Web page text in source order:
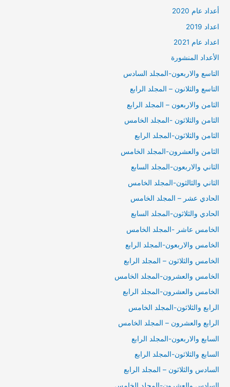
أعداد عام 2020
اعداد 2019
اعداد عام 2021
الأعداد المنشورة
التاسع والاربعون-المجلد السادس
التاسع والثلانون – المجلد الرابع
الثامن والاربعون – المجلد الرابع
الثامن والثلاثون -المجلد الخامس
الثامن والثلاثون-المجلد الرابع
الثامن والعشرون-المجلد الخامس
الثاني والاربعون-المجلد السابع
الثاني والثالثون-المجلد الخامس
الحادي عشر – المجلد الخامس
الحادي والثلاثون-المجلد السابع
الخامس عاشر -المجلد الخامس
الخامس والاربعون-المجلد الرابع
الخامس والثلاثون – المجلد الرابع
الخامس والعشرون-المجلد الخامس
الخامس والعشرون-المجلد الرابع
الرابع والثلاثون-المجلد الخامس
الرابع والعشرون – المجلد الخامس
السابع والاربعون-المجلد الرابع
السابع والثلاثون-المجلد الرابع
السادس والثلاثون – المجلد الرابع